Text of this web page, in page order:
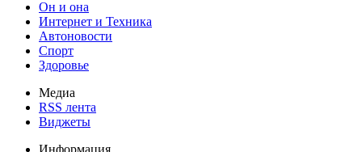
Он и она
Интернет и Техника
Автоновости
Спорт
Здоровье
Медиа
RSS лента
Виджеты
Информация